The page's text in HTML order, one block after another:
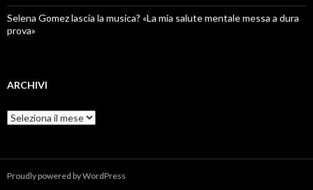
Selena Gomez lascia la musica? «La mia salute mentale messa a dura
prova»
ARCHIVI
Archivi
Proudly powered by WordPress